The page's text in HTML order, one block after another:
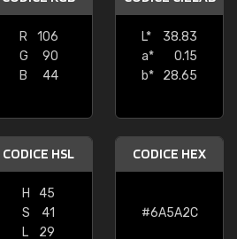
R
106
G
90
B
44
L*
38.83
a*
0.15
b*
28.65
CODICE HSL
H
45
S
41
L
29
CODICE HEX
#6A5A2C